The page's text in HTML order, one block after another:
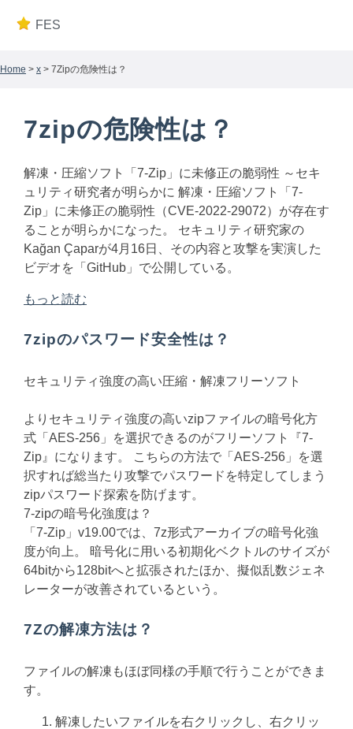
FES
Home > x > 7Zipの危険性は？
7zipの危険性は？
解凍・圧縮ソフト「7-Zip」に未修正の脆弱性 ～セキ
ュリティ研究者が明らかに 解凍・圧縮ソフト「7-
Zip」に未修正の脆弱性（CVE-2022-29072）が存在す
ることが明らかになった。 セキュリティ研究家の
Kağan Çaparが4月16日、その内容と攻撃を実演した
ビデオを「GitHub」で公開している。
もっと読む
7zipのパスワード安全性は？
セキュリティ強度の高い圧縮・解凍フリーソフト
よりセキュリティ強度の高いzipファイルの暗号化方
式「AES-256」を選択できるのがフリーソフト『7-
Zip』になります。 こちらの方法で「AES-256」を選
択すれば総当たり攻撃でパスワードを特定してしまう
zipパスワード探索を防げます。
7-zipの暗号化強度は？
「7-Zip」v19.00では、7z形式アーカイブの暗号化強
度が向上。 暗号化に用いる初期化ベクトルのサイズが
64bitから128bitへと拡張されたほか、擬似乱数ジェネ
レーターが改善されているという。
7Zの解凍方法は？
ファイルの解凍もほぼ同様の手順で行うことができま
す。
解凍したいファイルを右クリックし、右クリッ